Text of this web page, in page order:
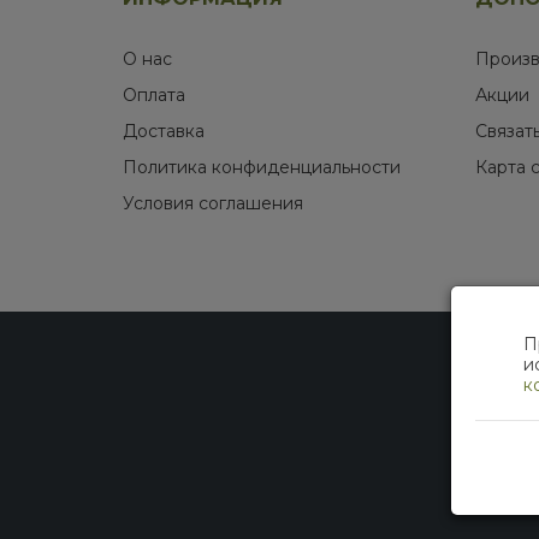
О нас
Оплата
Доставка
Политика конфиденциальности
Условия соглашения
Акции
Карта